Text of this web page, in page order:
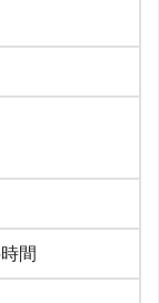
間